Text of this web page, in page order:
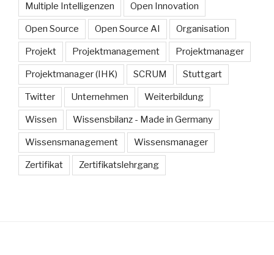
Multiple Intelligenzen Open Innovation
Open Source Open Source AI Organisation
Projekt Projektmanagement Projektmanager
Projektmanager (IHK) SCRUM Stuttgart
Twitter Unternehmen Weiterbildung
Wissen Wissensbilanz - Made in Germany
Wissensmanagement Wissensmanager
Zertifikat Zertifikatslehrgang